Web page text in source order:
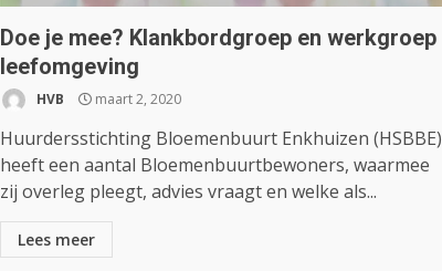
Doe je mee? Klankbordgroep en werkgroep
leefomgeving
HVB maart 2, 2020
Huurdersstichting Bloemenbuurt Enkhuizen (HSBBE)
heeft een aantal Bloemenbuurtbewoners, waarmee
zij overleg pleegt, advies vraagt en welke als...
Lees meer